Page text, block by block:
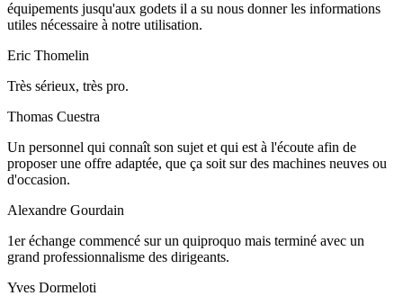
équipements jusqu'aux godets il a su nous donner les informations
utiles nécessaire à notre utilisation.
Eric Thomelin
Très sérieux, très pro.
Thomas Cuestra
Un personnel qui connaît son sujet et qui est à l'écoute afin de
proposer une offre adaptée, que ça soit sur des machines neuves ou
d'occasion.
Alexandre Gourdain
1er échange commencé sur un quiproquo mais terminé avec un
grand professionnalisme des dirigeants.
Yves Dormeloti